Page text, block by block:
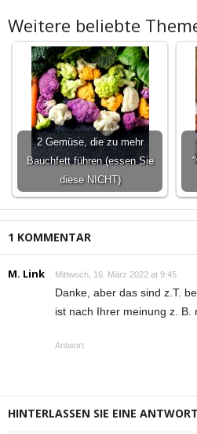
Weitere beliebte
2 Gemüse, die zu mehr
Bauchfett führen (essen Sie
diese NICHT)
1 KOMMENTAR
M. Link Mittwoch, 16. März 2022 at 9:45
Danke, aber das sind z.T.
ist nach Ihrer meinung z.
Antwort
HINTERLASSEN SIE EINE ANTWORT